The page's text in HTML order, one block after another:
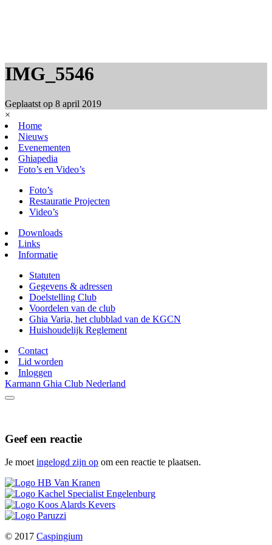
IMG_5546
Geplaatst op 8 april 2019
×
Home
Nieuws
Evenementen
Ghiapedia
Foto’s en Video’s
Foto’s
Restauratie Projecten
Video’s
Downloads
Links
Informatie
Statuten
Gegevens & adressen
Doelstelling Club
Voordelen van de club
Ghia Varia, het clubblad van de KGCN
Huishoudelijk Reglement
Contact
Lid worden
Inloggen
Karmann Ghia Club Nederland
Geef een reactie
Je moet ingelogd zijn op om een reactie te plaatsen.
© 2017 Caspingium